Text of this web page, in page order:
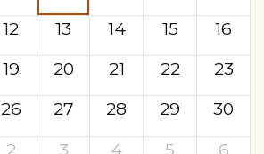
12 13 14 15
16
19 20 21 22
23
26 27 28 29
30
2 3 4 5 6